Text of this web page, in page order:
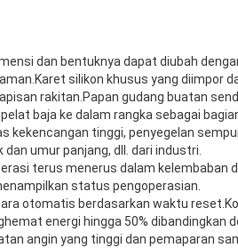
dan bentuknya dapat diubah
silikon khusus yang diimpor
rakitan.Papan gudang buatan
baja ke dalam rangka sebagai
kekencangan tinggi, penyegelan
umur panjang, dll. dari industri.
terus menerus dalam kelembaban
status pengoperasian.
otomatis berdasarkan waktu
energi hingga 50% dibandingkan
angin yang tinggi dan pemaparan